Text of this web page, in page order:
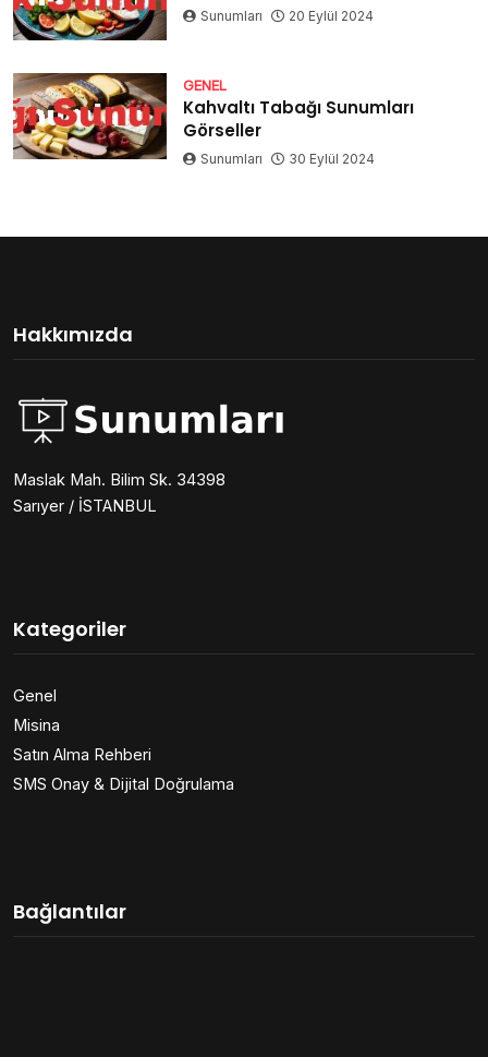
Sunumları 20 Eylül 2024
GENEL
Kahvaltı Tabağı Sunumları
Görseller
Sunumları 30 Eylül 2024
Hakkımızda
Maslak Mah. Bilim Sk. 34398
Sarıyer / İSTANBUL
Kategoriler
Genel
Misina
Satın Alma Rehberi
SMS Onay & Dijital Doğrulama
Bağlantılar